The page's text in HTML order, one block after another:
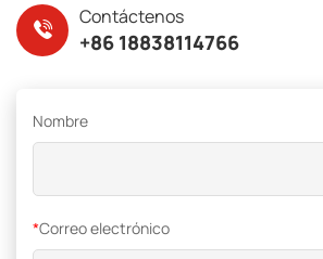
Contáctenos
+86 18838114766
Nombre
*Correo electrónico